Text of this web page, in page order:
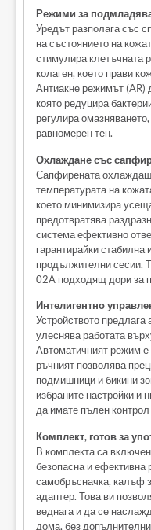
Режими за
Уредът разполага със
на състоянието на
стимулира клетъчната
колаген, което прави
Антиакне режимът (AR)
която редуцира
регулира
равномерен тен.
Охлаждане със
Сапфирената
температурата на
което минимизира
предотвратява
система ефективно
гарантирайки стабилна
продължителни сесии.
02A подходящ дори за
Интелигентно
Устройството
улеснява работата
Автоматичният режим е
ръчният позволява
подмишници и бикини
избраните настройки и
да имате пълен
Комплект, готов за
В комплекта са
безопасна и ефективна
самобръсначка, калъф
адаптер. Това ви
веднага и да се
дома, без